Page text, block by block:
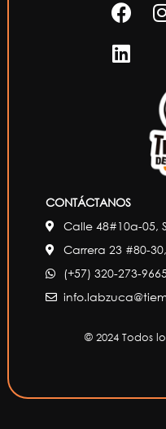
CONTÁCTANOS
Calle 48#10a-05,
Carrera 23 #80-
(+57) 320-273-
© 2024 Todos